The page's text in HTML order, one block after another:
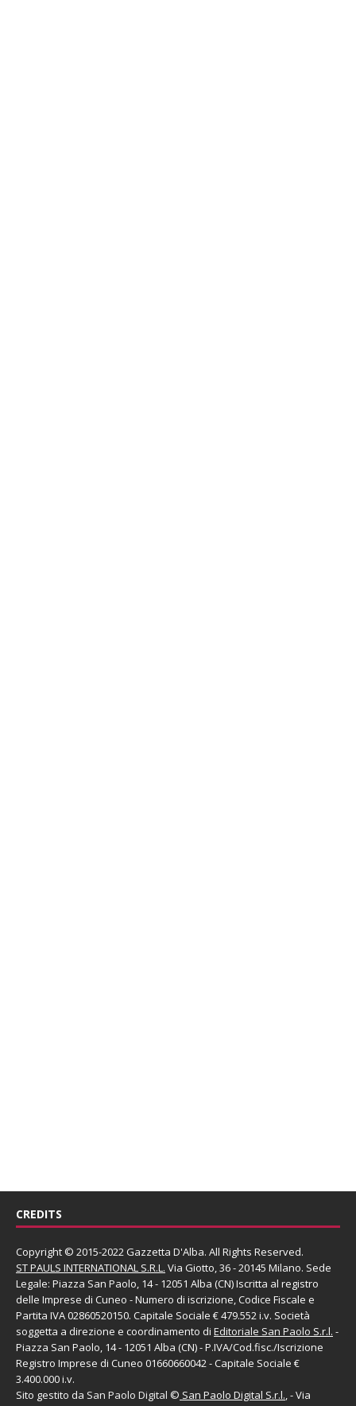
CREDITS
Copyright © 2015-2022 Gazzetta D'Alba. All Rights Reserved.
ST PAULS INTERNATIONAL S.R.L. Via Giotto, 36 - 20145 Milano. Sede
Legale: Piazza San Paolo, 14 - 12051 Alba (CN) Iscritta al registro
delle Imprese di Cuneo - Numero di iscrizione, Codice Fiscale e
Partita IVA 02860520150. Capitale Sociale € 479.552 i.v. Società
soggetta a direzione e coordinamento di Editoriale San Paolo S.r.l. -
Piazza San Paolo, 14 - 12051 Alba (CN) - P.IVA/Cod.fisc./Iscrizione
Registro Imprese di Cuneo 01660660042 - Capitale Sociale €
3.400.000 i.v.
Sito gestito da San Paolo Digital © San Paolo Digital S.r.l., - Via